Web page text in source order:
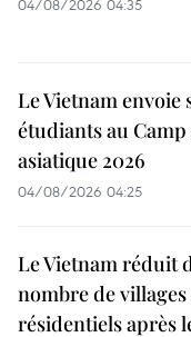
04/08/2026 04:35
Le Vietnam envoie
étudiants au
asiatique 2026
04/08/2026 04:25
Le Vietnam réduit
nombre de
résidentiels après